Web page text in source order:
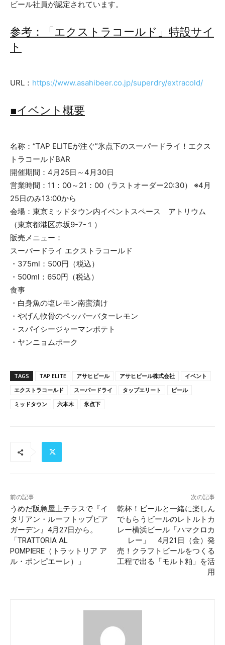
ビール社員が認定されています。
参考：「エクストラコールド」特設サイ
ト
URL： https://www.asahibeer.co.jp/superdry/extracold/
■イベント概要
名称：“TAP ELITEが注ぐ”氷点下のスーパードライ！エクス
トラコールドBAR
開催期間：4月25日～4月30日
営業時間：11：00～21：00（ラストオーダー20:30） ※4月
25日のみ13:00から
会場：東京ミッドタウン内イベントスペース アトリウム
（東京都港区赤坂9-7-１）
販売メニュー：
スーパードライ エクストラコールド
・375ml：500円（税込）
・500ml：650円（税込）
食事
・白身魚の塩レモン南蛮漬け
・やげん軟骨のペッパーバターレモン
・スパイシージャーマンポテト
・ヤンニョムポーク
TAGS TAP ELITE アサヒビール アサヒビール株式会社
イベント
エクストラコールド
スーパードライ タップエリート
ビール
ミッドタウン
六本木 氷点下
前の記事
うめだ阪急屋上テラスで『イ
タリアン・ルーフトップビア
ガーデン』4月27日から。
「TRATTORIA AL
POMPIERE（トラットリア ア
ル・ポンピエーレ）」
次の記事
乾杯！ビールと一緒に楽しん
でもらうビールのレトルトカ
レー横浜ビール「ハマクロカ
レー」 4月21日（金）発
売！クラフトビールをつくる
工程で出る「モルト粕」を活
用